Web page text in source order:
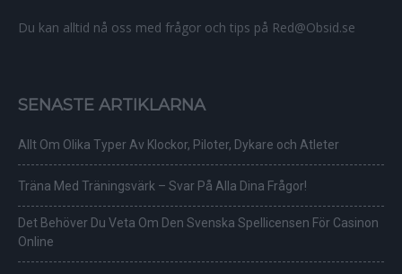
Du kan alltid nå oss med frågor och tips på Red@Obsid.se
SENASTE ARTIKLARNA
Allt Om Olika Typer Av Klockor, Piloter, Dykare och Atleter
Träna Med Träningsvärk – Svar På Alla Dina Frågor!
Det Behöver Du Veta Om Den Svenska Spellicensen För Casinon
Online